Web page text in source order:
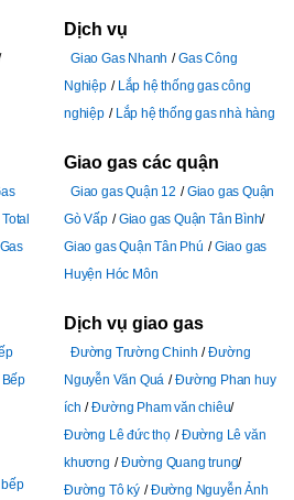
Bếp
Dịch vụ
Giao Gas Nhanh
Gas Công
Nghiệp
Lắp hệ thống gas công
nghiệp
Lắp hệ thống gas nhà hàng
Giao gas các quận
Giao gas Quận 12
Giao gas Quận
Gò Vấp
Giao gas Quận Tân Bình
Giao gas Quận Tân Phú
Giao gas
Huyện Hóc Môn
Dịch vụ giao gas
Đường Trường Chinh
Đường
Nguyễn Văn Quá
Đường Phan huy
ích
Đường Pham văn chiêu
Đường Lê đức thọ
Đường Lê văn
khương
Đường Quang trung
Đường Tô ký
Đường Nguyễn Ảnh